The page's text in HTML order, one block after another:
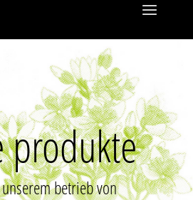
produkte
betrieb von